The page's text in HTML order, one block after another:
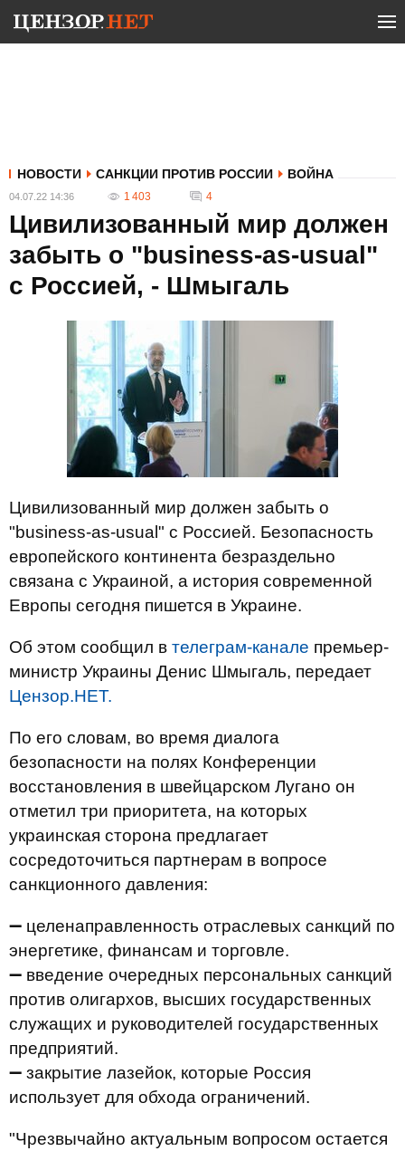
НОВОСТИ САНКЦИИ ПРОТИВ РОССИИ ВОЙНА
04.07.22 14:36 1 403 4
Цивилизованный мир должен
забыть о "business-as-usual"
с Россией, - Шмыгаль
Цивилизованный мир должен забыть о
"business-as-usual" с Россией. Безопасность
европейского континента безраздельно
связана с Украиной, а история современной
Европы сегодня пишется в Украине.
Об этом сообщил в телеграм-канале премьер-
министр Украины Денис Шмыгаль, передает
Цензор.НЕТ.
По его словам, во время диалога
безопасности на полях Конференции
восстановления в швейцарском Лугано он
отметил три приоритета, на которых
украинская сторона предлагает
сосредоточиться партнерам в вопросе
санкционного давления:
➖ целенаправленность отраслевых санкций по
энергетике, финансам и торговле.
➖ введение очередных персональных санкций
против олигархов, высших государственных
служащих и руководителей государственных
предприятий.
➖ закрытие лазейок, которые Россия
использует для обхода ограничений.
"Чрезвычайно актуальным вопросом остается